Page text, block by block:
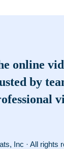
online
by
Inc · All rights